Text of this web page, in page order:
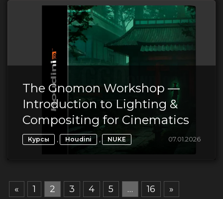
The Gnomon Workshop —
Introduction to Lighting &
Compositing for Cinematics
Курсы , Houdini , NUKE 07.01.2026
« 1 2 3 4 5 … 16 »